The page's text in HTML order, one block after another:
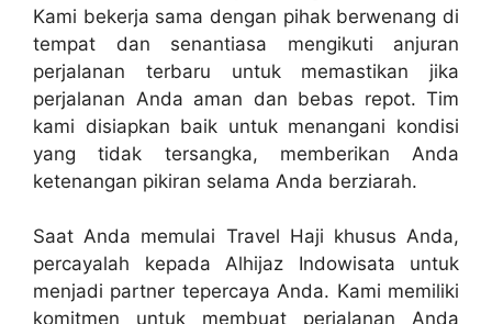
Kami bekerja sama dengan pihak berwenang di
tempat dan senantiasa mengikuti anjuran
perjalanan terbaru untuk memastikan jika
perjalanan Anda aman dan bebas repot. Tim
kami disiapkan baik untuk menangani kondisi
yang tidak tersangka, memberikan Anda
ketenangan pikiran selama Anda berziarah.
Saat Anda memulai Travel Haji khusus Anda,
percayalah kepada Alhijaz Indowisata untuk
menjadi partner tepercaya Anda. Kami memiliki
komitmen untuk membuat perjalanan Anda